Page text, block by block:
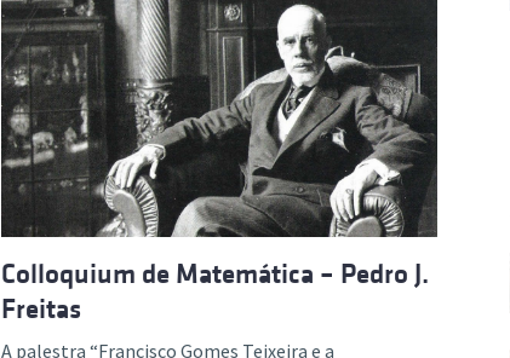
Colloquium de Matemática – Pedro J.
Freitas
A palestra “Francisco Gomes Teixeira e a